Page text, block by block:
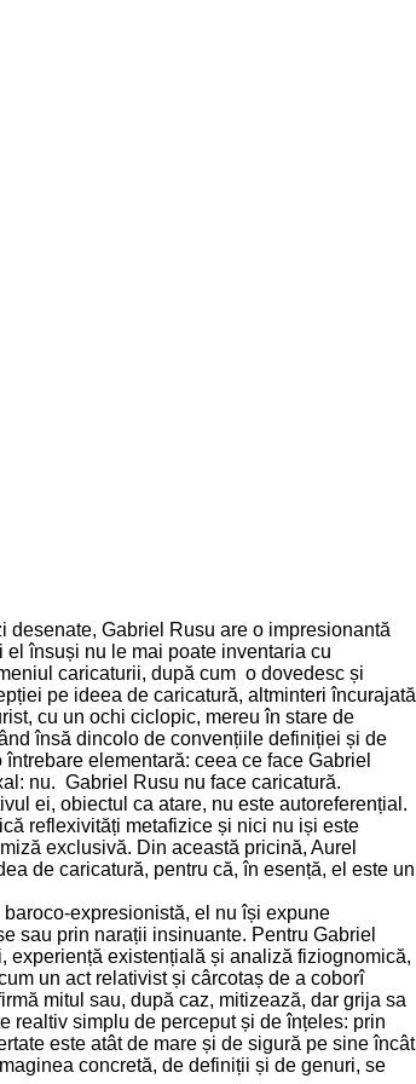
desenate, Gabriel Rusu are o impresionantă
însuși nu le mai poate inventaria cu
caricaturii, după cum o dovedesc și
pe ideea de caricatură, altminteri încurajată
cu un ochi ciclopic, mereu în stare de
însă dincolo de convențiile definiției și de
elementară: ceea ce face Gabriel
nu. Gabriel Rusu nu face caricatură.
ei, obiectul ca atare, nu este autoreferențial.
reflexivități metafizice și nici nu iși este
exclusivă. Din această pricină, Aurel
de caricatură, pentru că, în esență, el este un
expresionistă, el nu își expune
sau prin narații insinuante. Pentru Gabriel
experiență existențială și analiză fiziognomică,
un act relativist și cârcotaș de a coborî
mitul sau, după caz, mitizează, dar grija sa
realtiv simplu de perceput și de înțeles: prin
este atât de mare și de sigură pe sine încât
concretă, de definiții și de genuri, se